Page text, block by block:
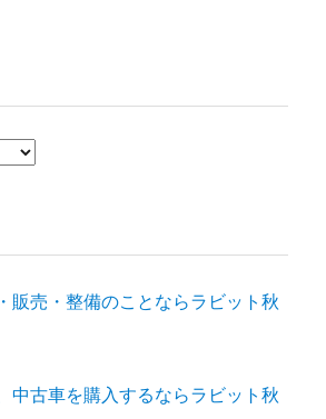
販売・整備のことならラビット秋
中古車を購入するならラビット秋